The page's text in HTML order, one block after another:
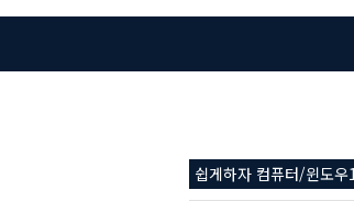
쉽게하자 컴퓨터/윈도